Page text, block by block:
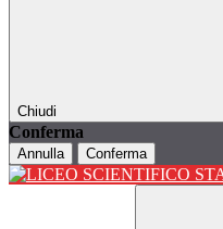
Chiudi
Conferma
Annulla Conferma